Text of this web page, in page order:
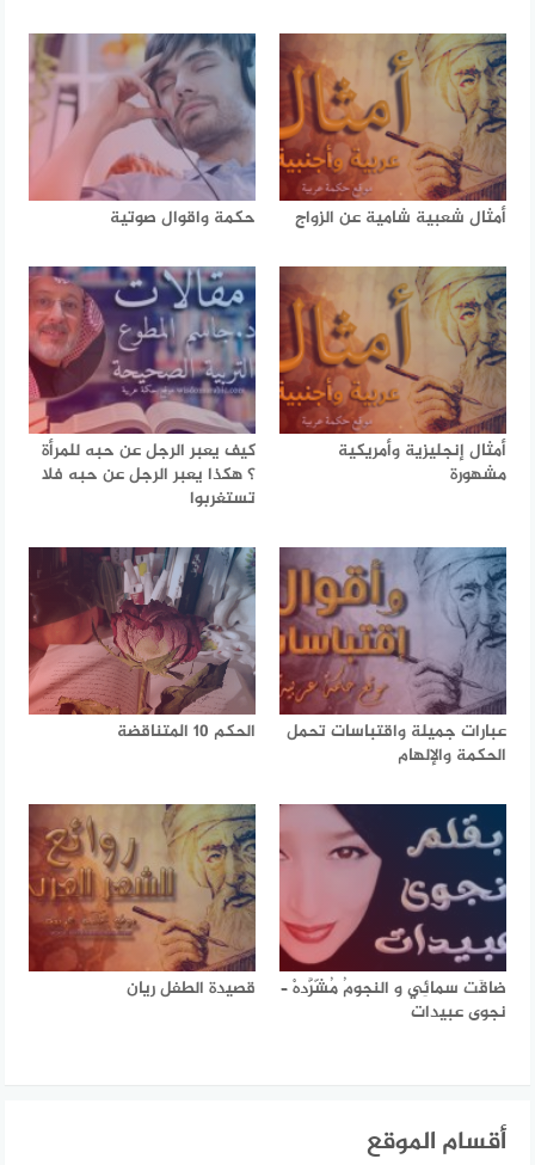
أمثال شعبية شامية عن الزواج حكمة واقوال صوتية
أمثال إنجليزية وأمريكية
مشهورة
كيف يعبر الرجل عن حبه للمرأة
؟ هكذا يعبر الرجل عن حبه فلا
تستغربوا
عبارات جميلة واقتباسات تحمل
الحكمة والإلهام
الحكم 10 المتناقضة
ضاقَت سمائِي و النجومُ مُشّرَّدهْ –
نجوى عبيدات
قصيدة الطفل ريان
أقسام الموقع